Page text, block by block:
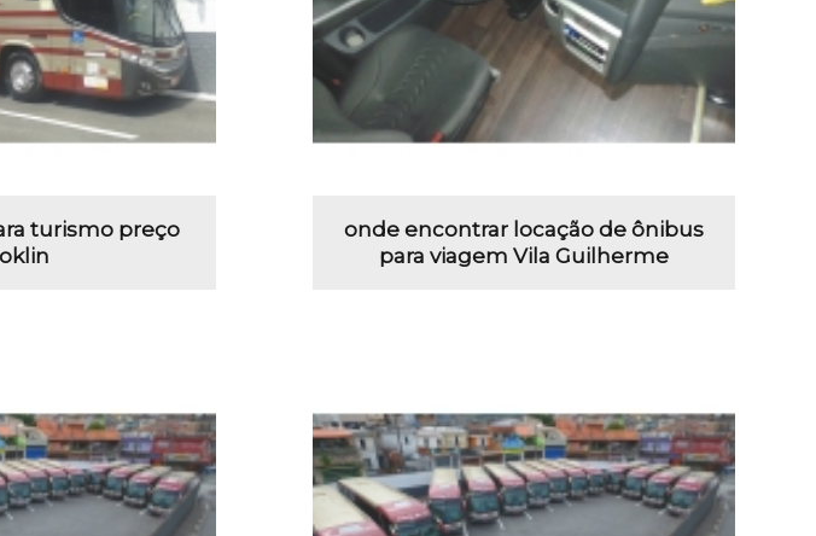
turismo preço
onde encontrar locação de ônibus
para viagem Vila Guilherme